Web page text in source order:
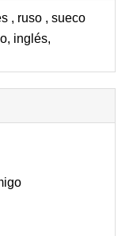
, ruso , sueco
inglés,